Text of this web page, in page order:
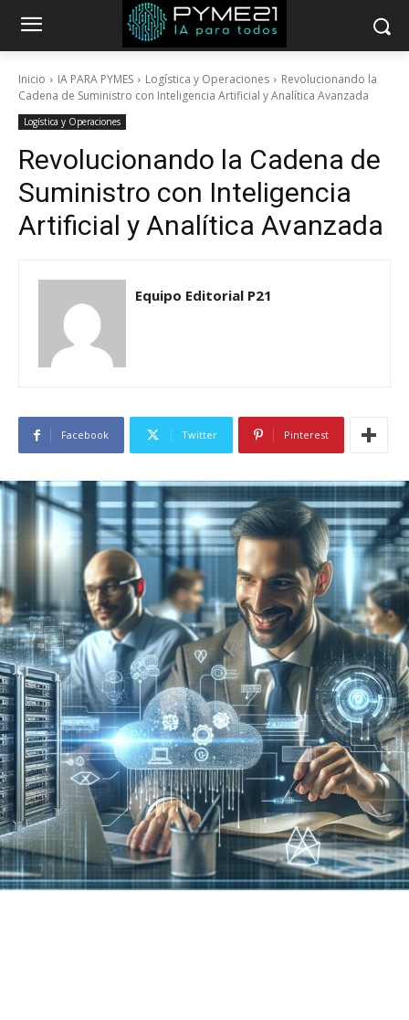
Inicio IA PARA PYMES Logística y Operaciones
Revolucionando la
Cadena de Suministro con Inteligencia Artificial y Analítica Avanzada
Logística y Operaciones
Revolucionando la Cadena de
Suministro con Inteligencia
Artificial y Analítica Avanzada
Equipo Editorial P21
Facebook Twitter Pinterest